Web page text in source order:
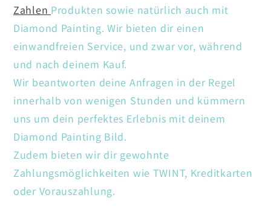
Zahlen Produkten sowie natürlich auch mit
Diamond Painting. Wir bieten dir einen
einwandfreien Service, und zwar vor, während
und nach deinem Kauf.
Wir beantworten deine Anfragen in der Regel
innerhalb von wenigen Stunden und kümmern
uns um dein perfektes Erlebnis mit deinem
Diamond Painting Bild.
Zudem bieten wir dir gewohnte
Zahlungsmöglichkeiten wie TWINT, Kreditkarten
oder Vorauszahlung.